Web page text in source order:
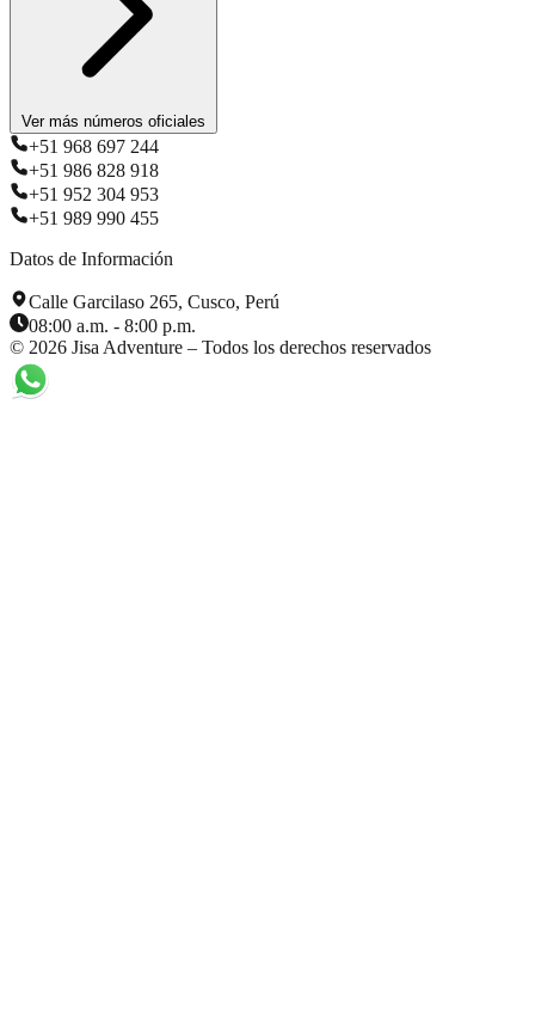
Ver más números oficiales
+51 968 697 244
+51 986 828 918
+51 952 304 953
+51 989 990 455
Datos de Información
Calle Garcilaso 265, Cusco, Perú
08:00 a.m. - 8:00 p.m.
© 2026 Jisa Adventure – Todos los derechos reservados